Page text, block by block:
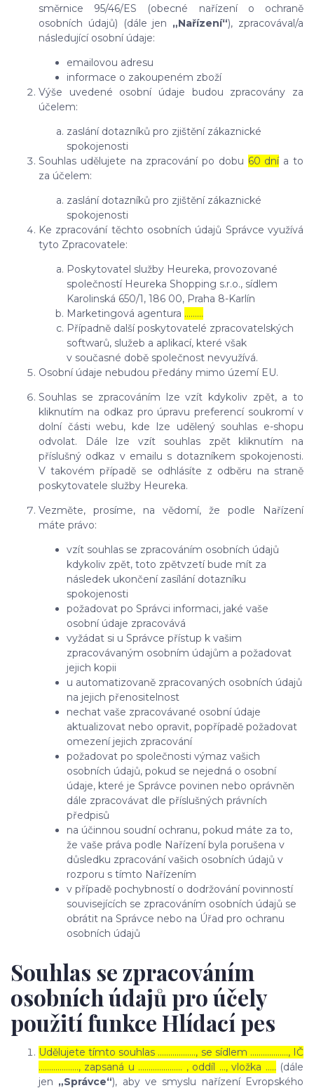
směrnice 95/46/ES (obecné nařízení o ochraně
osobních údajů) (dále jen „Nařízení“), zpracovával/a
následující osobní údaje:
emailovou adresu
informace o zakoupeném zboží
Výše uvedené osobní údaje budou zpracovány za
účelem:
zaslání dotazníků pro zjištění zákaznické
spokojenosti
Souhlas udělujete na zpracování po dobu 60 dnía to
za účelem:
zaslání dotazníků pro zjištění zákaznické
spokojenosti
Ke zpracování těchto osobních údajů Správce využívá
tyto Zpracovatele:
Poskytovatel služby Heureka, provozované
společností Heureka Shopping s.r.o., sídlem
Karolinská 650/1, 186 00, Praha 8-Karlín
Marketingová agentura ………
Případně další poskytovatelé zpracovatelských
softwarů, služeb a aplikací, které však
v současné době společnost nevyužívá.
Osobní údaje nebudou předány mimo území EU.
Souhlas se zpracováním lze vzít kdykoliv zpět, a to
kliknutím na odkaz pro úpravu preferencí soukromí v
dolní části webu, kde lze udělený souhlas e-shopu
odvolat. Dále lze vzít souhlas zpět kliknutím na
příslušný odkaz v emailu s dotazníkem spokojenosti.
V takovém případě se odhlásíte z odběru na straně
poskytovatele služby Heureka.
Vezměte, prosíme, na vědomí, že podle Nařízení
máte právo:
vzít souhlas se zpracováním osobních údajů
kdykoliv zpět, toto zpětvzetí bude mít za
následek ukončení zasílání dotazníku
spokojenosti
požadovat po Správci informaci, jaké vaše
osobní údaje zpracovává
vyžádat si u Správce přístup k vašim
zpracovávaným osobním údajům a požadovat
jejich kopii
u automatizovaně zpracovaných osobních údajů
na jejich přenositelnost
nechat vaše zpracovávané osobní údaje
aktualizovat nebo opravit, popřípadě požadovat
omezení jejich zpracování
požadovat po společnosti výmaz vašich
osobních údajů, pokud se nejedná o osobní
údaje, které je Správce povinen nebo oprávněn
dále zpracovávat dle příslušných právních
předpisů
na účinnou soudní ochranu, pokud máte za to,
že vaše práva podle Nařízení byla porušena v
důsledku zpracování vašich osobních údajů v
rozporu s tímto Nařízením
v případě pochybností o dodržování povinností
souvisejících se zpracováním osobních údajů se
obrátit na Správce nebo na Úřad pro ochranu
osobních údajů
Souhlas se zpracováním
osobních údajů pro účely
použití funkce Hlídací pes
Udělujete tímto souhlas ……………..., se sídlem ………………, IČ
………………., zapsaná u ………………… , oddíl …, vložka ….. (dále
jen „Správce“), aby ve smyslu nařízení Evropského